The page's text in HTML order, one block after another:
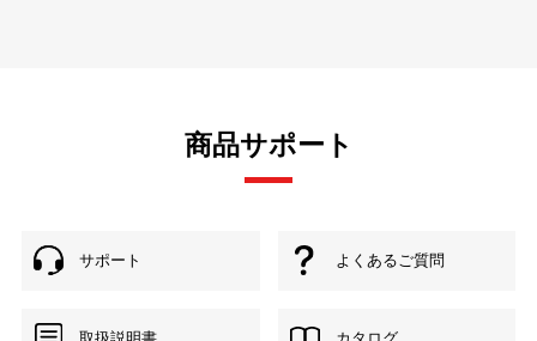
商品サポート
サポート よくあるご質問